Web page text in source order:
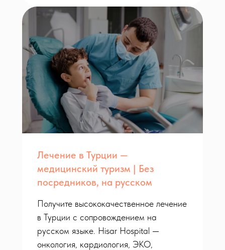
Лечение в Турции —
медицинский туризм | Без
посредников, на русском
Получите высококачественное лечение
в Турции с сопровождением на
русском языке. Hisar Hospital —
онкология, кардиология, ЭКО,